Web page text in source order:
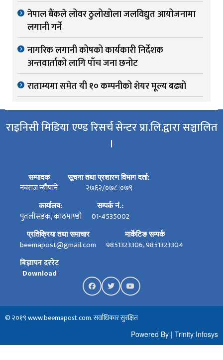
नेपाल बैंकले लोवर ठुलोखोला जलविद्युत आयोजनामा
लगानी गर्ने
नागरिक लगानी कोषको कार्यकारी निर्देशक
अन्तवार्ताको लागि पाँच जना छनोट
राताम्यमा समेत यी १० कम्पनीको शेयर मूल्य बढ्यो
राइनिसी मिडिया एण्ड रिसर्च सेन्टर प्रा.लि.द्वारा सञ्चालित
।
सम्पादक
नबराज न्यौपाने
सूचना तथा प्रशारण विभाग दर्ता:
२७६२/०७८-०७९
कार्यालय:
पुतलीसडक, काठमाण्डौ
सम्पर्क नं.:
01-4535002
प्रतिक्रिया तथा समाचार
beemapost@gmail.com
मार्केटिङ सम्पर्क
9851323306, 9851323304
बिज्ञापन दररेट
Download
© २०१९ www.beemapost.com. सर्वाधिकार सुरक्षित
Powered By | Trinity Infosys